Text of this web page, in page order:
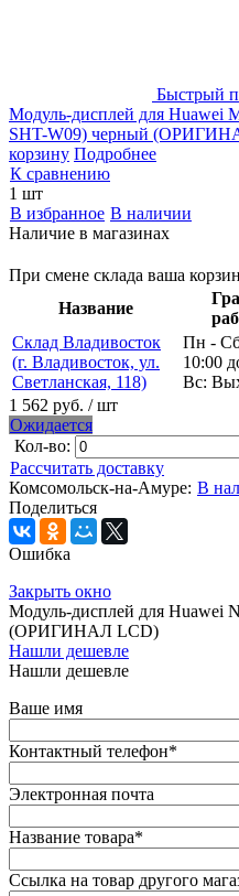
Быстрый
Модуль-дисплей для Huawei
SHT-W09) черный
корзину Подробнее
К сравнению
1 шт
В избранное В наличии
Наличие в магазинах
При смене склада ваша
Название
Склад Владивосток
(г. Владивосток, ул.
Светланская, 118)
Пн -
10:00
Вс:
1 562 руб. / шт
Ожидается
Кол-во:
Рассчитать доставку
Комсомольск-на-Амуре: В
Поделиться
Ошибка
Закрыть окно
Модуль-дисплей для Huawei
(ОРИГИНАЛ LCD)
Нашли дешевле
Нашли дешевле
Ваше имя
Контактный телефон*
Электронная почта
Название товара*
Ссылка на товар другого